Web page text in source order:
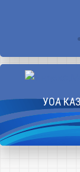
УОА